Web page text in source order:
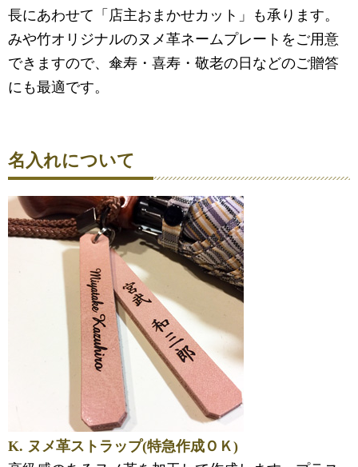
長にあわせて「店主おまかせカット」も承ります。
みや竹オリジナルのヌメ革ネームプレートをご用意
できますので、傘寿・喜寿・敬老の日などのご贈答
にも最適です。
名入れについて
K. ヌメ革ストラップ(特急作成ＯＫ)